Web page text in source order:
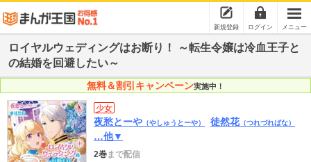
新規登録 ログイン メニュー
ロイヤルウェディングはお断り！ ～転生令嬢は冷血王子と
の結婚を回避したい～
無料＆割引キャンペーン実施中！
少女
夜愁とーや （やしゅうとーや） 徒然花（つれづればな）
…他▼
2巻まで配信